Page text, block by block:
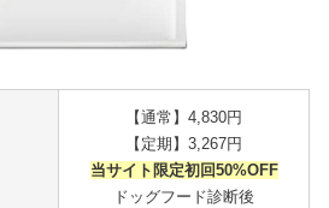
【通常】4,830円
【定期】3,267円
当サイト限定初回50%OFF
ドッグフード診断後